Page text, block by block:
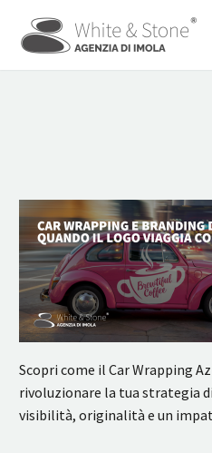
Scopri come il Car Wrapping
rivoluzionare la tua strategia
visibilità, originalità e un